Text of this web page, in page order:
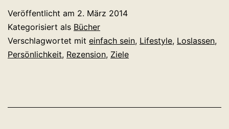
Ich
bleibe
so
ich
Veröffentlicht am 2. März 2014
Kategorisiert als Bücher
Verschlagwortet mit einfach sein, Lifestyle, Loslassen,
Persönlichkeit, Rezension, Ziele